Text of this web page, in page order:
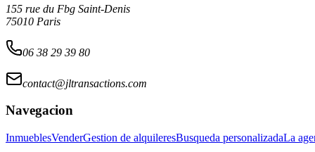
155 rue du Fbg Saint-Denis
75010 Paris
06 38 29 39 80
contact@jltransactions.com
Navegacion
InmueblesVenderGestion de alquileresBusqueda personalizadaLa